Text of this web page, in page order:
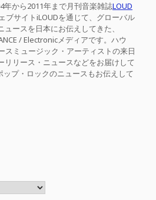
年から2011年まで月刊音楽雑誌LOUD
ブサイトiLOUDを通じて、グローバル
ースを日本にお伝えしてきた、
/ Electronicメディアです。ハウ
スミュージック・アーティストの来日
リリース・ニュースなどをお届けして
ップ・ロックのニュースもお伝えして